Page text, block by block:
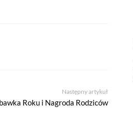
Następny artykuł
Roku i Nagroda Rodziców